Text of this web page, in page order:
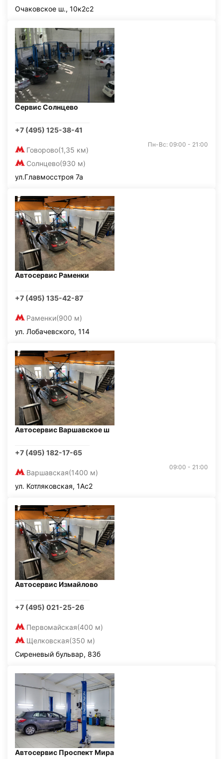
Очаковское ш., 10к2с2
Сервис Солнцево
+7 (495) 125-38-41
Говорово(1,35 км)
Солнцево(930 м)
Пн-Вс: 09:00 - 21:00
ул.Главмосстроя 7а
Автосервис Раменки
+7 (495) 135-42-87
Раменки(900 м)
ул. Лобачевского, 114
Автосервис Варшавское ш
+7 (495) 182-17-65
Варшавская(1400 м)
09:00 - 21:00
ул. Котляковская, 1Ас2
Автосервис Измайлово
+7 (495) 021-25-26
Первомайская(400 м)
Щелковская(350 м)
Сиреневый бульвар, 83б
Автосервис Проспект Мира